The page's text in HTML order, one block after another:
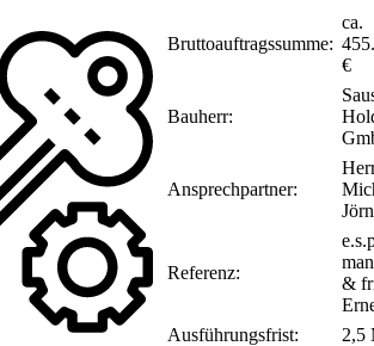
Bruttoauftragssumme:
ca.
€
Bauherr:
Ansprechpartner:
Jörn
Referenz:
&
Ausführungsfrist:
2,5